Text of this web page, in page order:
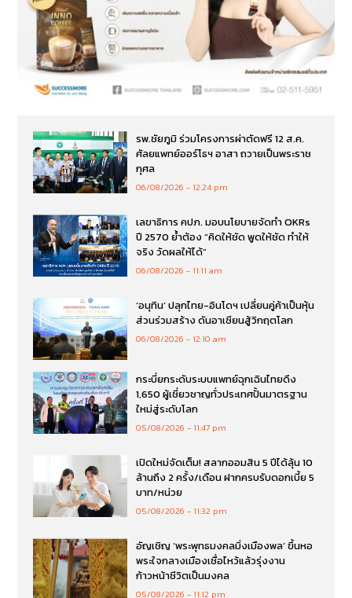
รพ.ชัยภูมิ ร่วมโครงการผ่าตัดฟรี 12 ส.ค.
ศัลยแพทย์ออร์โธฯ อาสา ถวายเป็นพระราช
กุศล
06/08/2026 12:24 pm
เลขาธิการ คปภ. มอบนโยบายจัดทำ OKRs
ปี 2570 ย้ำต้อง “คิดให้ชัด พูดให้ชัด ทำให้
จริง วัดผลให้ได้”
06/08/2026 11:11 am
‘อนุทิน’ ปลุกไทย-อินโดฯ เปลี่ยนคู่ค้าเป็นหุ้น
ส่วนร่วมสร้าง ดันอาเซียนสู้วิกฤตโลก
06/08/2026 12:10 am
กระบี่ยกระดับระบบแพทย์ฉุกเฉินไทยดึง
1,650 ผู้เชี่ยวชาญทั่วประเทศปั้นมาตรฐาน
ใหม่สู่ระดับโลก
05/08/2026 11:47 pm
เปิดใหม่จัดเต็ม! สลากออมสิน 5 ปีได้ลุ้น 10
ล้านถึง 2 ครั้ง/เดือน ฝากครบรับดอกเบี้ย 5
บาท/หน่วย
05/08/2026 11:32 pm
อัญเชิญ ‘พระพุทธมงคลมิ่งเมืองพล’ ขึ้นหอ
พระใจกลางเมืองเชื่อไหว้แล้วรุ่งงาน
ก้าวหน้าชีวิตเป็นมงคล
05/08/2026 11:12 pm